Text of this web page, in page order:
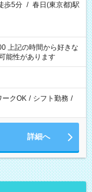
歩5分 / 春日(東京都)駅
な
能性があります
ークOK / シフト勤務 /
詳細へ